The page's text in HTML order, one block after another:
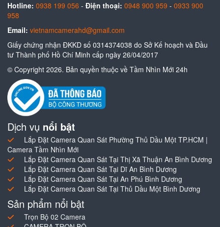
Hotline: 0938 199 056 - Điện thoại: 0948 900 959 - 0933 900
958
Email: vietnamcamerahd@gmail.com
Giấy chứng nhận ĐKKD số 0314374038 do Sở Kế hoạch và Đầu
tư Thành phố Hồ Chí Minh cấp ngày 26/04/2017
© Copyright 2026. Bản quyền thuộc về Tầm Nhìn Mới 24h
Dịch vụ nổi bật
Lắp Đặt Camera Quan Sát Phường Thủ Dầu Một TP.HCM |
Camera Tầm Nhìn Mới
Lắp Đặt Camera Quan Sát Tại Thị Xã Thuận An Bình Dương
Lắp Đặt Camera Quan Sát Tại Dĩ An Bình Dương
Lắp Đặt Camera Quan Sát Tại An Phú Bình Dương
Lắp Đặt Camera Quan Sát Tại Thủ Dầu Một Bình Dương
Sản phẩm nổi bật
Trọn Bộ 02 Camera